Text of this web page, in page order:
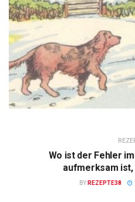
Wo ist der Fehler
aufmerksam ist,
BY REZEPTE38